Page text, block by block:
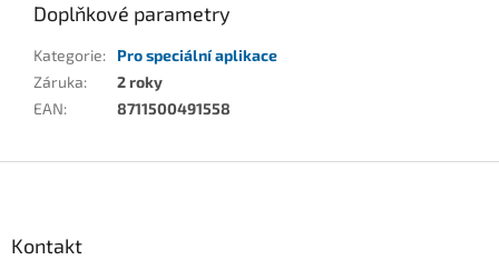
Doplňkové parametry
Kategorie:
Pro speciální aplikace
Záruka:
2 roky
EAN: 8711500491558
Kontakt